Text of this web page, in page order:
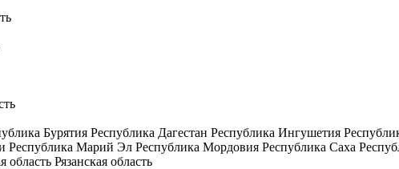
Бурятия Республика Дагестан Республика Ингушетия
Республика Марий Эл Республика Мордовия Республика Саха
область Рязанская область